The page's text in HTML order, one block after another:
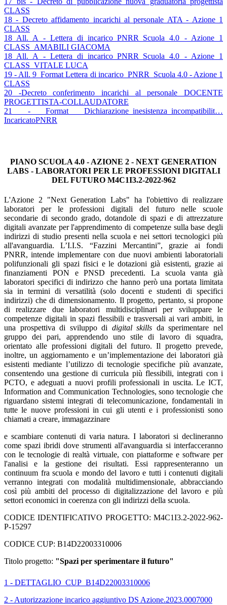
CLASS
18 - Decreto affidamento incarichi al personale ATA - Azione 1
CLASS
18 All. A - Lettera di incarico_PNRR_Scuola 4.0 - Azione 1
CLASS_AMABILI GIACOMA
18 All. A - Lettera di incarico_PNRR_Scuola 4.0 - Azione 1
CLASS_VITALE LUCA
19 - All. 9_Format Lettera di incarico_PNRR_Scuola 4.0 - Azione 1
CLASS
20 -Decreto conferimento incarichi al personale DOCENTE
PROGETTISTA-COLLAUDATORE
21 - Format Dichiarazione_inesistenza_incompatibilit…
IncaricatoPNRR
PIANO SCUOLA 4.0 - AZIONE 2 - NEXT GENERATION
LABS - LABORATORI PER LE PROFESSIONI DIGITALI
DEL FUTURO M4C1I3.2-2022-962
L'Azione 2 "Next Generation Labs" ha l'obiettivo di realizzare
laboratori per le professioni digitali del futuro nelle scuole
secondarie di secondo grado, dotandole di spazi e di attrezzature
digitali avanzate per l'apprendimento di competenze sulla base degli
indirizzi di studio presenti nella scuola e nei settori tecnologici più
all'avanguardia. L’I.I.S. “Fazzini Mercantini”, grazie ai fondi
PNRR, intende implementare con due nuovi ambienti laboratoriali
polifunzionali gli spazi fisici e le dotazioni già esistenti, grazie ai
finanziamenti PON e PNSD precedenti. La scuola vanta già
laboratori specifici di indirizzo che hanno però una portata limitata
sia in termini di versatilità (solo docenti e studenti di specifici
indirizzi) che di dimensionamento. Il progetto, pertanto, si propone
di realizzare due laboratori multidisciplinari per sviluppare le
competenze digitali in spazi flessibili e trasversali ai vari ambiti, in
una prospettiva di sviluppo di digital skills da sperimentare nel
gruppo dei pari, apprendendo uno stile di lavoro di squadra,
orientato alle professioni digitali del futuro. Il progetto prevede,
inoltre, un aggiornamento e un’implementazione dei laboratori già
esistenti mediante l’utilizzo di tecnologie specifiche più avanzate,
consentendo una gestione di curricula più flessibili, integrati con i
PCTO, e adeguati a nuovi profili professionali in uscita. Le ICT,
Information and Communication Technologies, sono tecnologie che
riguardano sistemi integrati di telecomunicazione, fondamentali in
tutte le nuove professioni in cui gli utenti e i professionisti sono
chiamati a creare, immagazzinare
e scambiare contenuti di varia natura. I laboratori si declineranno
come spazi ibridi dove strumenti all'avanguardia si interfacceranno
con le tecnologie di realtà virtuale, con piattaforme e software per
l'analisi e la gestione dei risultati. Essi rappresenteranno un
continuum fra scuola e mondo del lavoro e tutti i contenuti digitali
verranno integrati con modalità multidimensionale, abbracciando
così più ambiti del processo di digitalizzazione del lavoro e più
settori economici in coerenza con gli indirizzi della scuola.
CODICE IDENTIFICATIVO PROGETTO: M4C1I3.2-2022-962-
P-15297
CODICE CUP: B14D22003310006
Titolo progetto: "Spazi per sperimentare il futuro"
1 - DETTAGLIO_CUP_B14D22003310006
2 - Autorizzazione incarico aggiuntivo DS Azione.2023.0007000